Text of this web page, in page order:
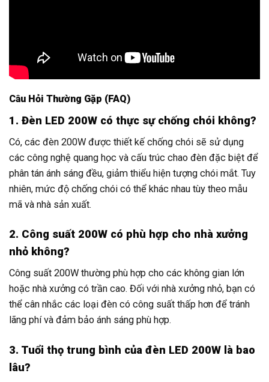
Câu Hỏi Thường Gặp (FAQ)
1. Đèn LED 200W có thực sự chống chói không?
Có, các đèn 200W được thiết kế chống chói sẽ sử dụng
các công nghệ quang học và cấu trúc chao đèn đặc biệt để
phân tán ánh sáng đều, giảm thiểu hiện tượng chói mắt. Tuy
nhiên, mức độ chống chói có thể khác nhau tùy theo mẫu
mã và nhà sản xuất.
2. Công suất 200W có phù hợp cho nhà xưởng
nhỏ không?
Công suất 200W thường phù hợp cho các không gian lớn
hoặc nhà xưởng có trần cao. Đối với nhà xưởng nhỏ, bạn có
thể cân nhắc các loại đèn có công suất thấp hơn để tránh
lãng phí và đảm bảo ánh sáng phù hợp.
3. Tuổi thọ trung bình của đèn LED 200W là bao
lâu?